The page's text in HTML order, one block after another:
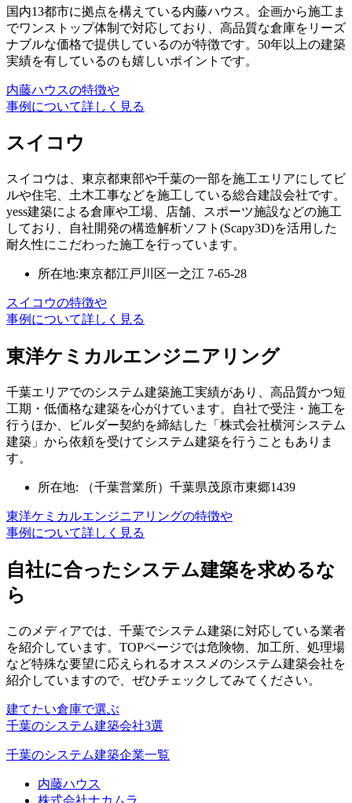
国内13都市に拠点を構えている内藤ハウス。企画から施工ま
でワンストップ体制で対応しており、高品質な倉庫をリーズ
ナブルな価格で提供しているのが特徴です。50年以上の建築
実績を有しているのも嬉しいポイントです。
内藤ハウスの特徴や
事例について詳しく見る
スイコウ
スイコウは、東京都東部や千葉の一部を施工エリアにしてビ
ルや住宅、土木工事などを施工している総合建設会社です。
yess建築による倉庫や工場、店舗、スポーツ施設などの施工
しており、自社開発の構造解析ソフト(Scapy3D)を活用した
耐久性にこだわった施工を行っています。
所在地:東京都江戸川区一之江 7-65-28
スイコウの特徴や
事例について詳しく見る
東洋ケミカルエンジニアリング
千葉エリアでのシステム建築施工実績があり、高品質かつ短
工期・低価格な建築を心がけています。自社で受注・施工を
行うほか、ビルダー契約を締結した「株式会社横河システム
建築」から依頼を受けてシステム建築を行うこともありま
す。
所在地: （千葉営業所）千葉県茂原市東郷1439
東洋ケミカルエンジニアリングの特徴や
事例について詳しく見る
自社に合ったシステム建築を求めるな
ら
このメディアでは、千葉でシステム建築に対応している業者
を紹介しています。TOPページでは危険物、加工所、処理場
など特殊な要望に応えられるオススメのシステム建築会社を
紹介していますので、ぜひチェックしてみてください。
建てたい倉庫で選ぶ
千葉のシステム建築会社3選
千葉のシステム建築企業一覧
内藤ハウス
株式会社ナカムラ